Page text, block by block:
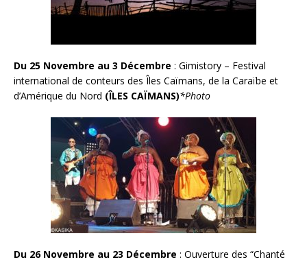
Du 25 Novembre au 3 Décembre : Gimistory – Festival
international de conteurs des Îles Caïmans, de la Caraïbe et
d’Amérique du Nord (ÎLES CAÏMANS)*Photo
Du 26 Novembre au 23 Décembre : Ouverture des “Chanté